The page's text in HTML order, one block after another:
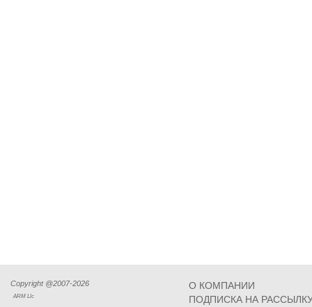
Copyright @2007-2026
ARM Llc
О КОМПАНИИ
ПОДПИСКА НА